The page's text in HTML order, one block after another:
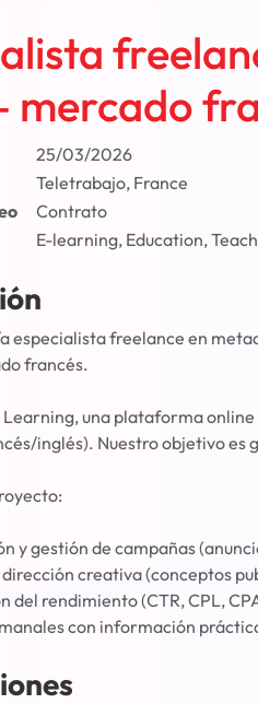
mercado
25/03/2026
Teletrabajo, France
Contrato
E-learning, Education,
especialista freelance en
francés.
una plataforma
inglés). Nuestro objetivo es
y gestión de campañas
creativa (conceptos
del rendimiento (CTR, CPL,
con información